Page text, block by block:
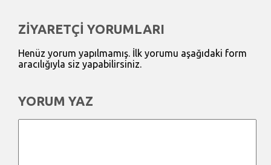
ZİYARETÇİ YORUMLARI
Henüz yorum yapılmamış. İlk yorumu aşağıdaki form
aracılığıyla siz yapabilirsiniz.
YORUM YAZ